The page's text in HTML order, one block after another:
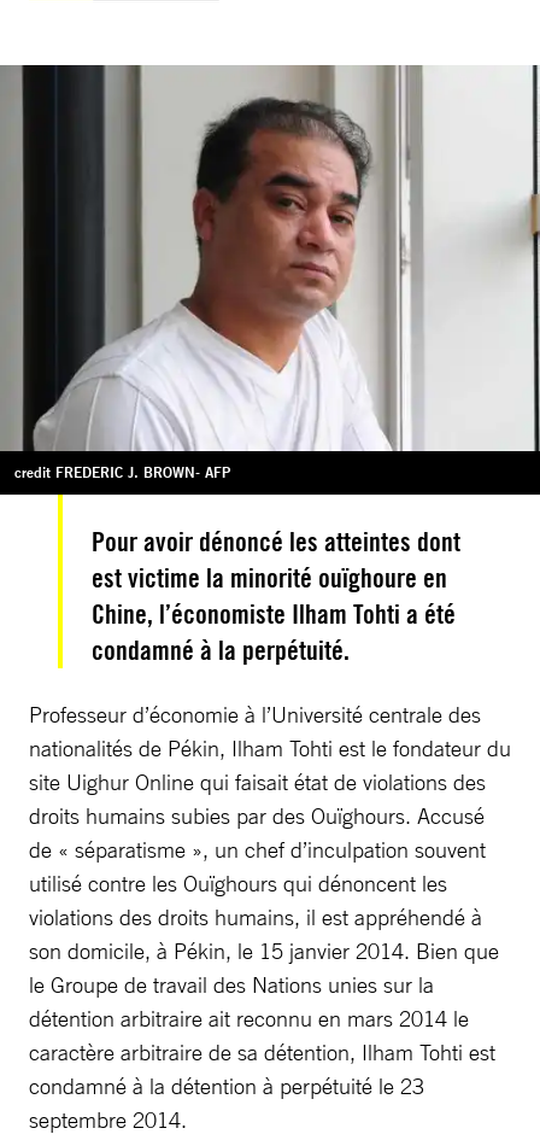
credit FREDERIC J. BROWN- AFP
Pour avoir dénoncé les atteintes dont
est victime la minorité ouïghoure en
Chine, l’économiste Ilham Tohti a été
condamné à la perpétuité.
Professeur d’économie à l’Université centrale des
nationalités de Pékin, Ilham Tohti est le fondateur du
site Uighur Online qui faisait état de violations des
droits humains subies par des Ouïghours. Accusé
de « séparatisme », un chef d’inculpation souvent
utilisé contre les Ouïghours qui dénoncent les
violations des droits humains, il est appréhendé à
son domicile, à Pékin, le 15 janvier 2014. Bien que
le Groupe de travail des Nations unies sur la
détention arbitraire ait reconnu en mars 2014 le
caractère arbitraire de sa détention, Ilham Tohti est
condamné à la détention à perpétuité le 23
septembre 2014.